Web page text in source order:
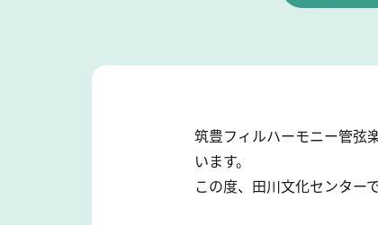
筑豊フィルハーモニー管弦
います。
この度、田川文化センター